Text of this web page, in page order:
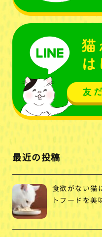
最近の投稿
食欲がない猫
トフードを美